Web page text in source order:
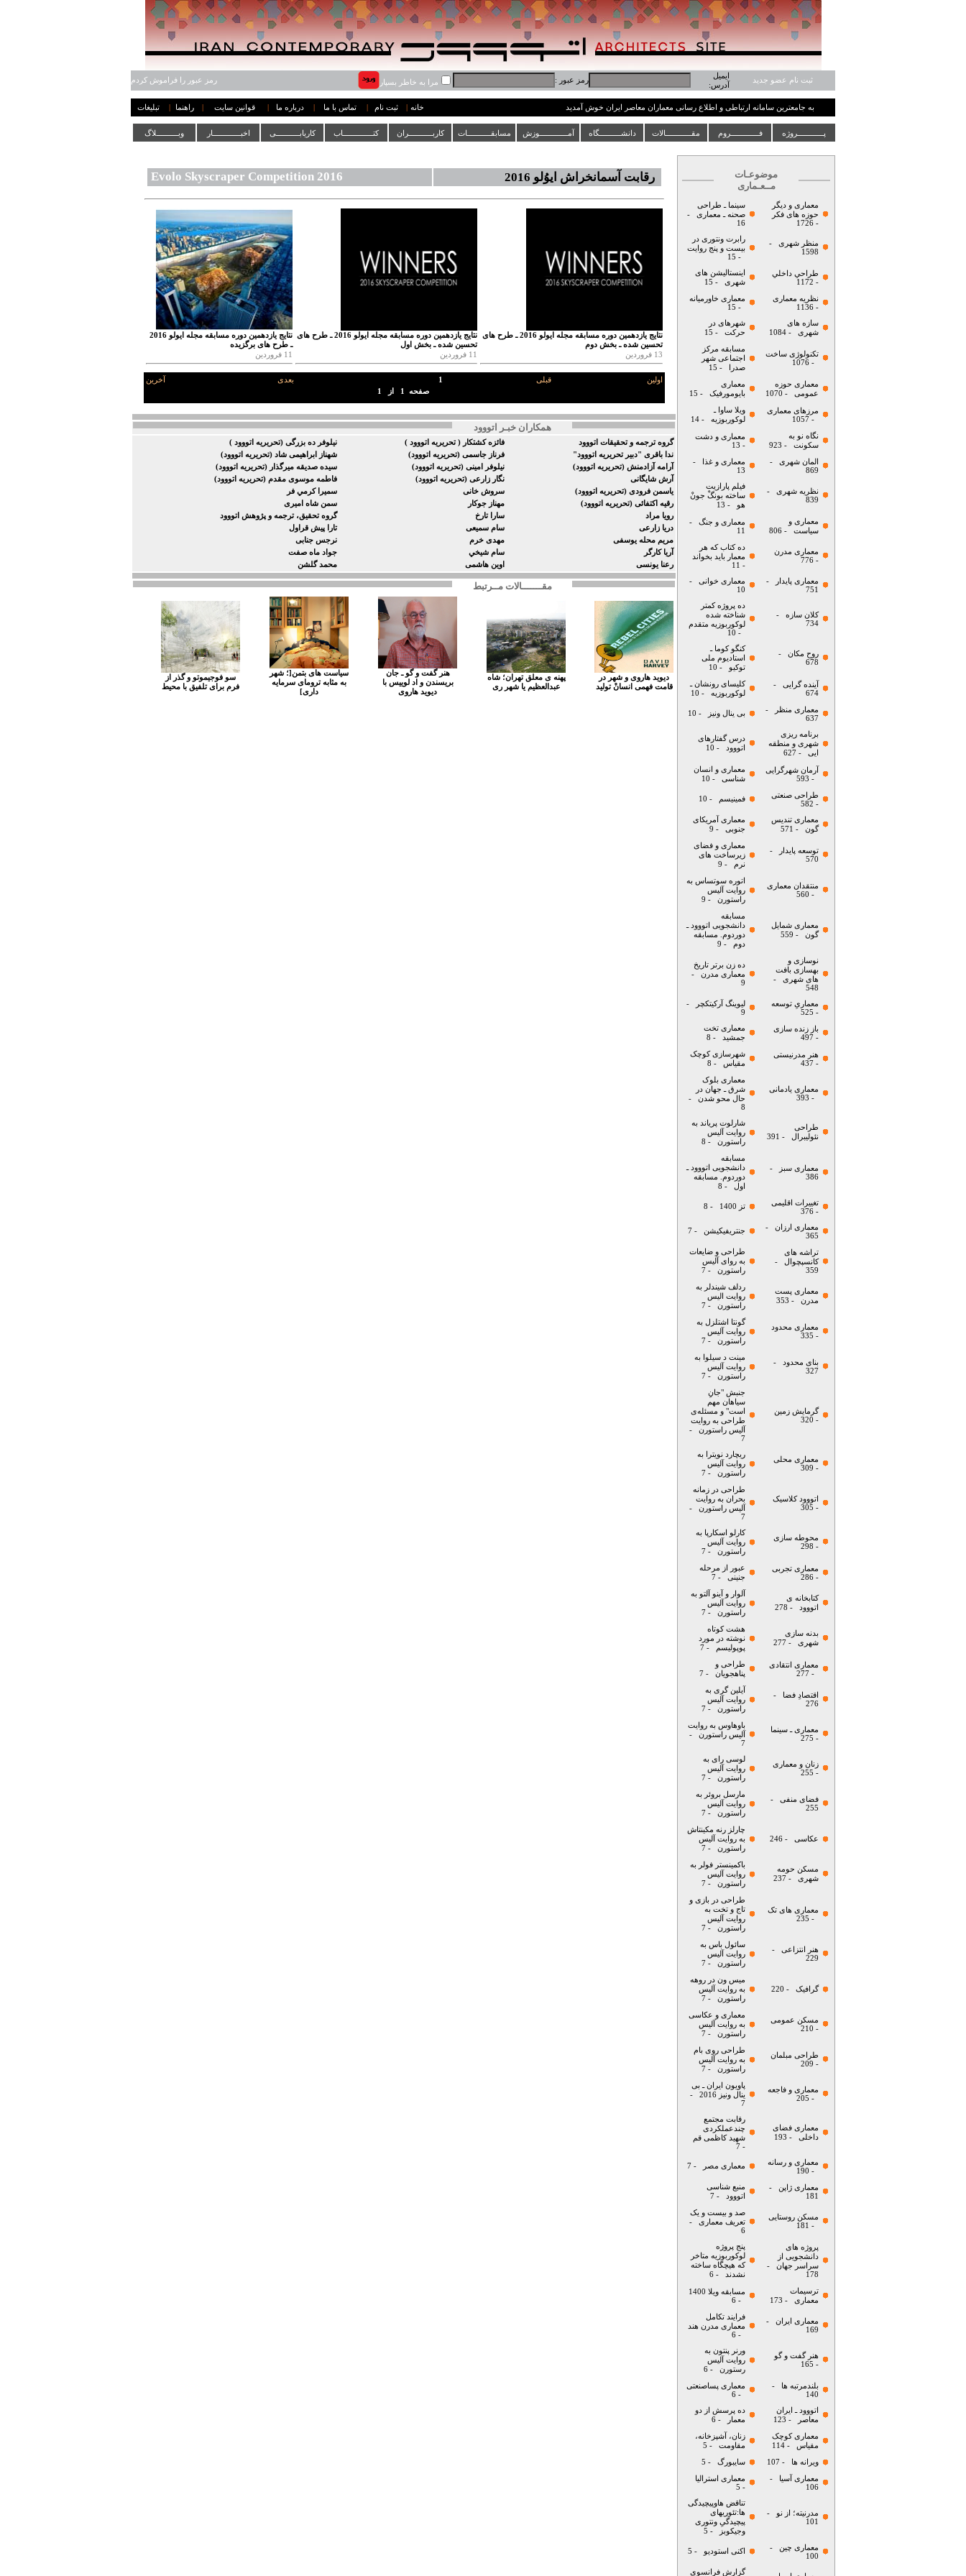
ثبت نام عضو جدید
ایمیل
آدرس:
رمز عبور : مرا به خاطر بسپار رمز عبور را فراموش کردم
به جامعترین سامانه ارتباطی و اطلاع رسانی معماران معاصر ایران خوش آمدید خانه ثبت نام تماس با ما درباره ما قوانین سایت راهنما تبلیغات
پــــــــــــروژه فـــــــــــــروم مقــــــــــــالات دانشــــــــــگاه آمـــــــــــــوزش مسابقـــــــــــات کاربـــــــــــران کتــــــــــــــاب کاریابـــــــــــی اخبـــــــــــــار وبــــــــــلاگ
موضوعـات
مــعـماری
معماری و دیگر
حوزه های فکر
- 1726
سینما ـ طراحی
صحنه ـ معماری
-
16
منظر شهری -
1598
رابرت ونتوری در
بیست و پنج روایت
- 15
طراحي داخلي
- 1172
اینستالیشن های
شهری
- 15
نظریه معماری
- 1136
معماری خاورمیانه
- 15
سازه های
شهری - 1084
شهرهای در
حرکت - 15
تکنولوژی ساخت
- 1076
مسابقه مرکز
اجتماعی شهر
صدرا
- 15
معماری حوزه
عمومی - 1070
معماری
بایومورفیک
- 15
مرزهای معماری
- 1057
ویلا ساوا ـ
لوکوربوزیه - 14
نگاه نو به
سكونت - 923
معماری و دشت
- 13
المان شهری -
869
معماری و غذا
-
13
نظریه شهری -
839
فیلم پارازیت
ساخته بونگْ جونْ
هو - 13
معماری و
سیاست
- 806
معماری و جنگ
-
11
معماری مدرن
- 776
ده کتاب که هر
معمار باید بخواند
- 11
معماری پایدار
-
751
معماری خوانی -
10
کلان سازه -
734
ده پروژه کمتر
شناخته شده
لوکوربوزیه متقدم
- 10
روح مکان -
678
کنگو کوما ـ
استادیوم ملی
توکیو - 10
آینده گرایی -
674
کلیسای رونشان ـ
لوکوربوزیه - 10
معماری منظر
-
637
بی ینال ونیز - 10
برنامه ریزی
شهری و منطقه
ایی - 627
درس گفتارهای
اتووود
- 10
آرمان شهرگرایی
- 593
معماری و انسان
شناسی
- 10
طراحی صنعتی
- 582
فمینیسم - 10
معماری تندیس
گون - 571
معماری آمریکای
جنوبی
- 9
توسعه پایدار
-
570
معماری و فضای
زیرساخت های
نرم - 9
منتقدان معماری
- 560
اتوره سوتساس به
روایت آلیس
راستورن
- 9
معماری شمایل
گون - 559
مسابقه
دانشجویی اتووود ـ
دوردوم. مسابقه
دوم - 9
نوسازی و
بهسازی بافت
های شهری -
548
ده زن برتر تاریخ
معماری مدرن
-
9
معماریِ توسعه
- 525
لیوینگ آرکیتکچر
-
9
باز زنده سازی
- 497
معماری تخت
جمشید
- 8
هنر مدرنیستی
- 437
شهرسازی کوچک
مقیاس - 8
معماری یادمانی
- 393
معماری بلوک
شرق ـ جهان در
حال محو شدن -
8
طراحی
نئولیبرال
- 391
شارلوت پریاند به
روایت آلیس
راستورن
- 8
معماری سبز
-
386
مسابقه
دانشجویی اتووود ـ
دوردوم. مسابقه
اول
- 8
تغییرات اقلیمی
- 376
تز 1400 - 8
معماری ارزان -
365
جنتریفیکیشن - 7
تراشه های
کانسپچوال
-
359
طراحی و ضایعات
به روای آلیس
راستورن - 7
معماری پست
مدرن
- 353
ردلف شیندلر به
روایت الیس
راستورن
- 7
معماری محدود
- 335
گونتا اشتلزل به
روایت آلیس
راستورن
- 7
بنای محدود
-
327
مینت د سیلوا به
روایت آلیس
راستورن - 7
گرمایش زمین
- 320
جنبش "جانِ
سیاهان مهم
است" و مسئله‌ی
طراحی به روایت
آلیس راستورن -
7
معماری محلی
- 309
ریچارد نویترا به
روایت آلیس
راستورن
- 7
اتووود کلاسیک
- 305
طراحی در زمانه
بحران به روایت
آلیس راستورن -
7
محوطه سازی
- 298
کارلو اسکارپا به
روایت آلیس
راستورن
- 7
معماری تجربی
- 286
عبور از مرحله
جنینی
- 7
کتابخانه ی
اتووود
- 278
آلوار و آینو آلتو به
روایت آلیس
راستورن
- 7
بدنه سازی
شهری - 277
هشت کوتاه
نوشته در مورد
پوپولیسم
- 7
معماری انتقادی
- 277
طراحی و
پناهجویان
- 7
اقتصادِ فضا
-
276
آیلین گری به
روایت آلیس
راستورن
- 7
معماری ـ سینما
- 275
باوهاوس به روایت
آلیس راستورن -
7
زنان و معماری
- 255
لوسی رای به
روایت آلیس
راستورن
- 7
فضای منفی
-
255
مارسل بروئر به
روایت آلیس
راستورن
- 7
عکاسی - 246
چارلز رنه مکینتاش
به روایت آلیس
راستورن
- 7
مسکن حومه
شهری - 237
باکمینستر فولر به
روایت آلیس
راستورن
- 7
معماری های تک
- 235
طراحی در بازی و
تاج و تخت به
روایت آلیس
راستورن - 7
هنر انتزاعی
-
229
سائول باس به
روایت آلیس
راستورن
- 7
گرافیک - 220
میس ون در روهه
به روایت آلیس
راستورن
- 7
مسکن عمومی
- 210
معماری و عکاسی
به روایت آلیس
راستورن - 7
طراحی مبلمان
- 209
طراحی روی بام
به روایت آلیس
راستورن - 7
معماری و فاجعه
- 205
پاویون ایران ـ بی
ینال ونیز 2016
-
7
معماری فضای
داخلی
- 193
رقابت مجتمع
چندعملکردی
شهید کاظمی قم
- 7
معماری و رسانه
- 190
معماری مصر - 7
معماری ژاپن
-
181
منبع شناسی
اتووود
- 7
مسکن روستایی
- 181
صد و بیست و یک
تعریف معماری
-
6
پروژه های
دانشجویی از
سراسر جهان -
178
پنج پروژه
لوکوربوزیه متاخر
که هیچگاه ساخته
نشدند
- 6
ترسیمات
معماری
- 173
مسابقه ویلا 1400
- 6
معماری ایران
-
169
فرایند تکامل
معماری مدرن هند
- 6
هنر گفت و گو
- 165
ورنر پنتون به
روایت آلیس
رستورن - 6
بلندمرتبه ها
-
140
معماری پساصنعتی
- 6
اتووود ـ ایران
معاصر
- 123
ده پرسش از دو
معمار
- 6
معماری کوچک
مقیاس
- 114
زنان، آشپزخانه،
مقاومت - 5
ویرانه ها - 107 سایبورگ - 5
معماری آسیا
-
106
معماری استرالیا
- 5
مدرنیته؛ از نو
-
101
تناقض هاوپیچیدگی
ها:تئوریهای
پیچیدگیِ ونتوری
وجیکوبز
- 5
معماری چین
-
100
اکنی استودیو - 5
گزارش فرانسویِ
رقابت آسمانخراش ایوُلو 2016 Evolo Skyscraper Competition 2016
نتایج یازدهمین دوره مسابقه مجله ایولو 2016 ـ طرح های
تحسین شده ـ بخش دوم
13 فروردین
نتایج یازدهمین دوره مسابقه مجله ایولو 2016 ـ طرح های
تحسین شده ـ بخش اول
11 فروردین
نتایج یازدهمین دوره مسابقه مجله ایولو 2016
ـ طرح های برگزیده
11 فروردین
اولین قبلی 1 بعدی
آخرین
صفحه
1 از 1
همکاران خبـر اتووود
گروه ترجمه و تحقيقات اتووود فائزه كشتكار ( تحريريه اتووود )
نيلوفر ده بزرگی (تحریریه اتووود )
ندا باقری "دبیر تحریریه اتووود"
فرناز جاسمی (تحریریه اتووود)
شهناز ابراهیمی شاد (تحریریه اتووود)
آرامه آزادمنش (تحریریه اتووود)
نیلوفر امینی (تحریریه اتووود)
سیده صدیقه میرگذار (تحریریه اتووود)
آرش شایگانی
نگار زارعى (تحریریه اتووود)
فاطمه موسوی مقدم (تحریریه اتووود)
یاسمن فرودی (تحریریه اتووود)
سروش خانی
سميرا كرمي فر
رقیه اکتفائی (تحریریه اتووود)
مهناز جوکار
سمن شاه امیری
رویا مراد
سارا تارخ
گروه تحقیق، ترجمه و پژوهش اتووود
دریا زارعی
سام سمیعی
تارا پیش قراول
مریم محله یوسفی
مهدی خرم
نرجس جنابی
آریا کارگر
سام شيخي
جواد ماه صفت
رعنا یونسی
اوین هاشمی محمد گلشن
مقـــــــالات مــرتبط
دیوید هاروی و شهر در
قامت فهمی انسانْ تولید
پهنه ی معلق تهران؛ شاه
عبدالعظیم یا شهر ری
هنر گفت و گو ـ جان
بریسندن و اد لوییس با
دیوید هاروی
سیاست های بتمن[؛ شهر
به مثابه ترومای سرمایه
داری]
سو فوجیموتو و گذر از
فرم برای تلفیق با محیط